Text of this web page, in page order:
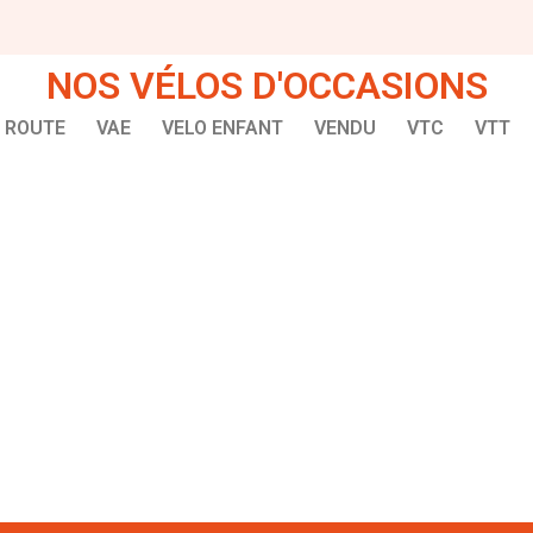
NOS VÉLOS D'OCCASIONS
ROUTE VAE VELO ENFANT VENDU VTC VTT